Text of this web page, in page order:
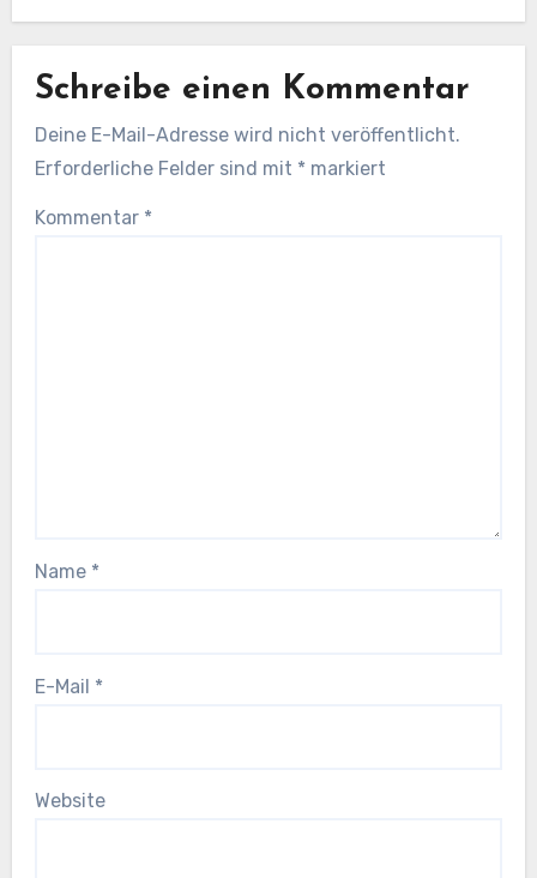
Schreibe einen Kommentar
Deine E-Mail-Adresse wird nicht veröffentlicht.
Erforderliche Felder sind mit * markiert
Kommentar *
Name *
E-Mail *
Website